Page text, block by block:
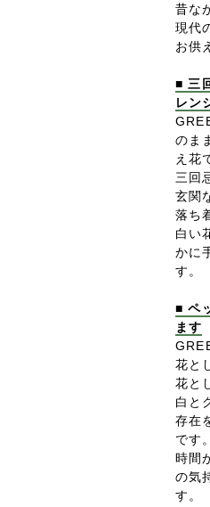
昔な
現代
お供
■ 三
レン
のま
え花
三回
玄関
落ち
白い
かに
す。
■ ペ
ます
花と
花と
白と
存在
です。
時間
の気
す。